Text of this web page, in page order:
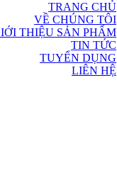
TRANG CHỦ
VỀ CHÚNG TÔI
THIỆU SẢN PHẨM
TIN TỨC
TUYỂN DỤNG
LIÊN HỆ